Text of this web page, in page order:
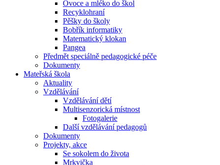
Ovoce a mléko do škol
Recyklohraní
Pěšky do školy
Bobřík informatiky
Matematický klokan
Pangea
Předmět speciálně pedagogické péče
Dokumenty
Mateřská škola
Aktuality
Vzdělávání
Vzdělávání dětí
Multisenzorická místnost
Fotogalerie
Další vzdělávání pedagogů
Dokumenty
Projekty, akce
Se sokolem do života
Mrkvička